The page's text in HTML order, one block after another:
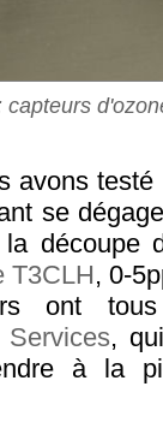
capteurs
avons
se
découpe
T3CLH, 0-
ont
Services,
à la